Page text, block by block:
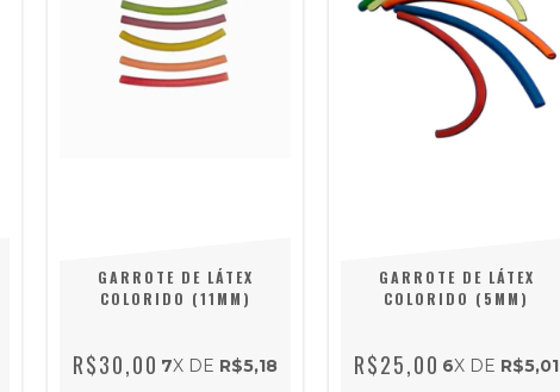
GARROTE DE LÁTEX
COLORIDO (11MM)
R$30,00 7X DE R$5,18
GARROTE DE LÁTEX
COLORIDO (5MM)
R$25,00 6X DE R$5,01